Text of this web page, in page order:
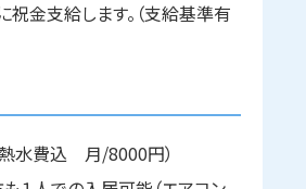
金支給します。（支給基準有
水費込 月/8000円）